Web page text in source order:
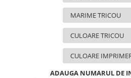
STICKERE STALPI SI GEAM MIC
STICKERE CAMUFLAJ
STICKERE PENTRU FIRME
STICKERE CAMIOANEADAUGA NUMARUL DE